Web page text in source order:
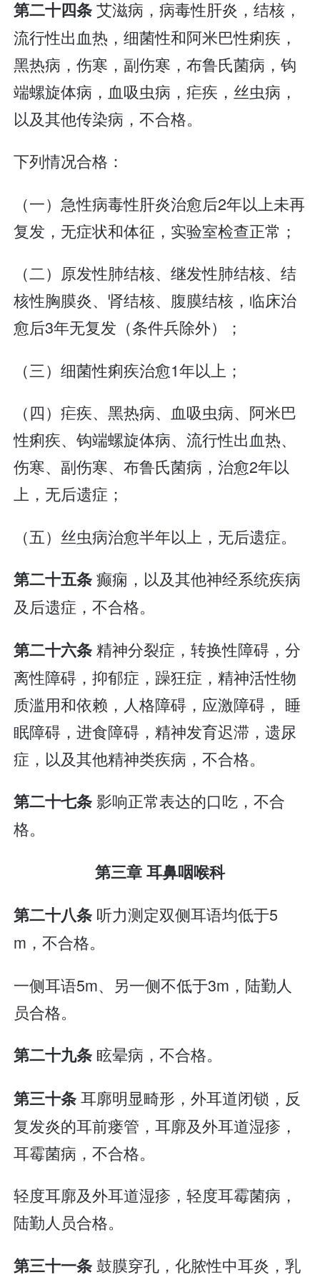
第二十四条艾滋病，病毒性肝炎，结核，
流行性出血热，细菌性和阿米巴性痢疾，
黑热病，伤寒，副伤寒，布鲁氏菌病，钩
端螺旋体病，血吸虫病，疟疾，丝虫病，
以及其他传染病，不合格。
下列情况合格：
（一）急性病毒性肝炎治愈后2年以上未再
复发，无症状和体征，实验室检查正常；
（二）原发性肺结核、继发性肺结核、结
核性胸膜炎、肾结核、腹膜结核，临床治
愈后3年无复发（条件兵除外）；
（三）细菌性痢疾治愈1年以上；
（四）疟疾、黑热病、血吸虫病、阿米巴
性痢疾、钩端螺旋体病、流行性出血热、
伤寒、副伤寒、布鲁氏菌病，治愈2年以
上，无后遗症；
（五）丝虫病治愈半年以上，无后遗症。
第二十五条癫痫，以及其他神经系统疾病
及后遗症，不合格。
第二十六条精神分裂症，转换性障碍，分
离性障碍，抑郁症，躁狂症，精神活性物
质滥用和依赖，人格障碍，应激障碍， 睡
眠障碍，进食障碍，精神发育迟滞，遗尿
症，以及其他精神类疾病，不合格。
第二十七条影响正常表达的口吃，不合
格。
第三章 耳鼻咽喉科
第二十八条 听力测定双侧耳语均低于5
m，不合格。
一侧耳语5m、另一侧不低于3m，陆勤人
员合格。
第二十九条 眩晕病，不合格。
第三十条耳廓明显畸形，外耳道闭锁，反
复发炎的耳前瘘管，耳廓及外耳道湿疹，
耳霉菌病，不合格。
轻度耳廓及外耳道湿疹，轻度耳霉菌病，
陆勤人员合格。
第三十一条鼓膜穿孔，化脓性中耳炎，乳